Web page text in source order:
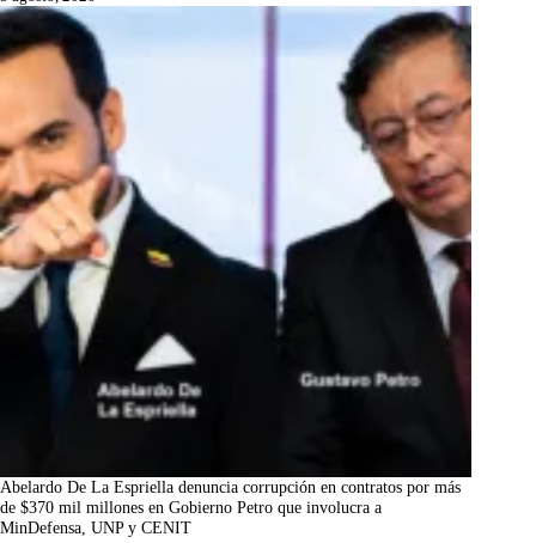
Abelardo De La Espriella denuncia corrupción en contratos por más
de $370 mil millones en Gobierno Petro que involucra a
MinDefensa, UNP y CENIT